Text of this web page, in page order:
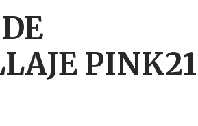
PINK21